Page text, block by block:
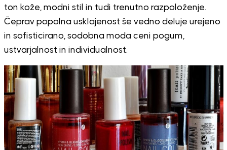
ton kože, modni stil in tudi trenutno razpoloženje.
Čeprav popolna usklajenost še vedno deluje urejeno
in sofisticirano, sodobna moda ceni pogum,
ustvarjalnost in individualnost.